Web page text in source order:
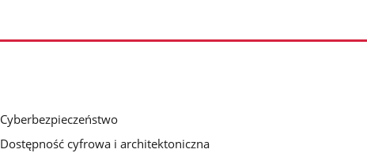
Cyberbezpieczeństwo
Dostępność cyfrowa i architektoniczna